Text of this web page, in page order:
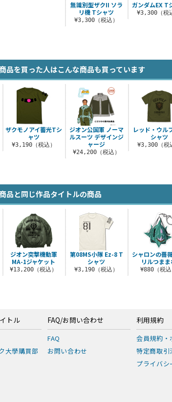
ガンダムEX T
¥3,300（税
無識別型ザクII ソラ
リ機 Tシャツ
¥3,300（税込）
品を買った人はこんな商品も買っています
レッド・ウル
シャツ
¥3,300（税
ザクモノアイ蓄光Tシ
ャツ
¥3,190（税込）
ジオン公国軍 ノーマ
ルスーツ デザインジ
ャージ
¥24,200（税込）
品と同じ作品タイトルの商品
シャロンの薔
リルつま
¥880（税込
ジオン突撃機動軍
MA-1ジャケット
¥13,200（税込）
第08MS小隊 Ez-8 T
シャツ
¥3,190（税込）
トル
大學購買部
FAQ/お問い合わせ
FAQ
お問い合わせ
利用規約
会員規約・
特定商取引
プライバシ